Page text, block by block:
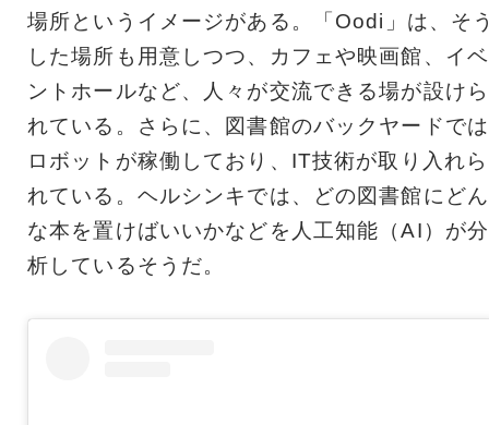
場所というイメージがある。「Oodi」は、そ
した場所も用意しつつ、カフェや映画館、イベ
ントホールなど、人々が交流できる場が設けら
れている。さらに、図書館のバックヤードでは
ロボットが稼働しており、IT技術が取り入れら
れている。ヘルシンキでは、どの図書館にどん
な本を置けばいいかなどを人工知能（AI）が分
析しているそうだ。